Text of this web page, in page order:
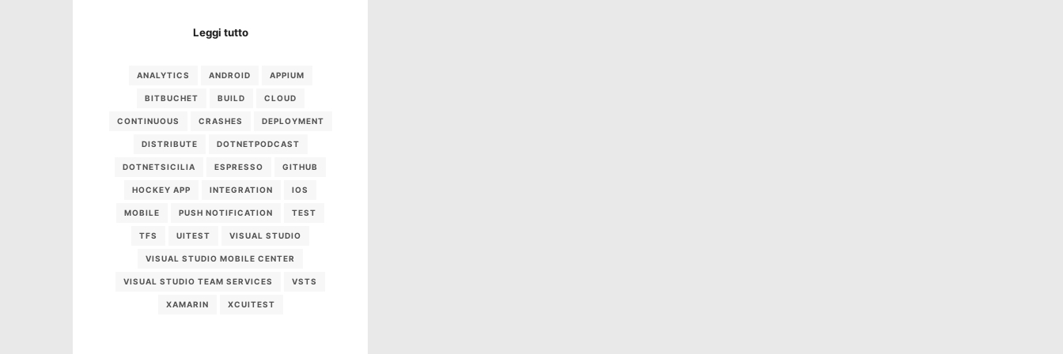
Leggi tutto
ANALYTICS ANDROID APPIUM
BITBUCHET BUILD CLOUD
CONTINUOUS CRASHES DEPLOYMENT
DISTRIBUTE DOTNETPODCAST
DOTNETSICILIA ESPRESSO GITHUB
HOCKEY APP INTEGRATION IOS
MOBILE PUSH NOTIFICATION TEST
TFS UITEST VISUAL STUDIO
VISUAL STUDIO MOBILE CENTER
VISUAL STUDIO TEAM SERVICES VSTS
XAMARIN XCUITEST